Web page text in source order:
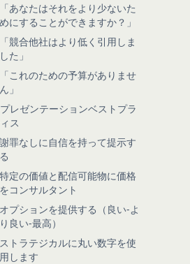
「あなたはそれをより少ないた
めにすることができますか？」
「競合他社はより低く引用しま
した」
「これのための予算がありませ
ん」
レゼンテーションベストプラ
ス
謝罪なしに自信を持って提示す
る
特定の価値と配信可能物に価格
をコンサルタント
オプションを提供する（良い-よ
り良い-最高）
ストラテジカルに丸い数字を使
用します